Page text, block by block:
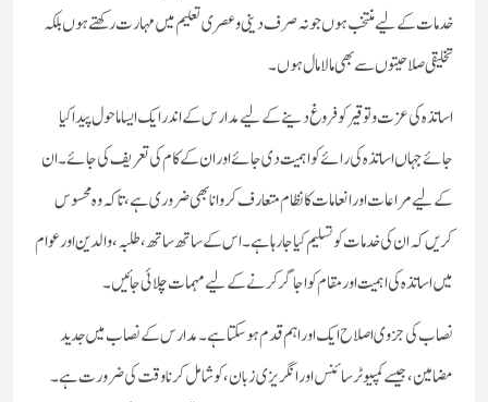
خدمات کے لیے منتخب ہوں جو نہ صرف دینی و عصری تعلیم میں مہارت رکھتے ہوں بلکہ
تخلیقی صلاحیتوں سے بھی مالا مال ہوں۔
اساتذہ کی عزت و توقیر کو فروغ دینے کے لیے مدارس کے اندر ایک ایسا ماحول پیدا کیا
جائے جہاں اساتذہ کی رائے کو اہمیت دی جائے اور ان کے کام کی تعریف کی جائے۔ ان
کے لیے مراعات اور انعامات کا نظام متعارف کروانا بھی ضروری ہے، تاکہ وہ محسوس
کریں کہ ان کی خدمات کو تسلیم کیا جا رہا ہے۔ اس کے ساتھ ساتھ، طلبہ، والدین اور عوام
میں اساتذہ کی اہمیت اور مقام کو اجاگر کرنے کے لیے مہمات چلائی جائیں۔
نصاب کی جزوی اصلاح ایک اور اہم قدم ہو سکتا ہے۔ مدارس کے نصاب میں جدید
مضامین، جیسے کمپیوٹر سائنس اور انگریزی زبان، کو شامل کرنا وقت کی ضرورت ہے۔